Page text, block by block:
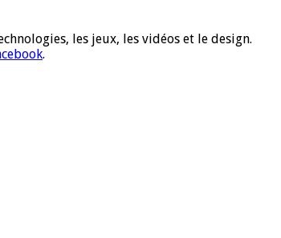
les jeux, les vidéos et le design.
.